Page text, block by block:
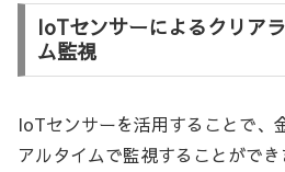
IoTセンサーによるクリア
ム監視
IoTセンサーを活用することで、
アルタイムで監視することができ